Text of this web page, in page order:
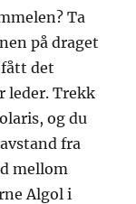
Ta
på draget
det
leder. Trekk
og du
fra
mellom
Algol i